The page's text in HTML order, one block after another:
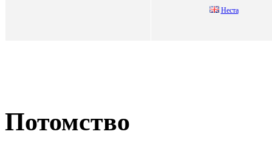
Нeста
Потомство